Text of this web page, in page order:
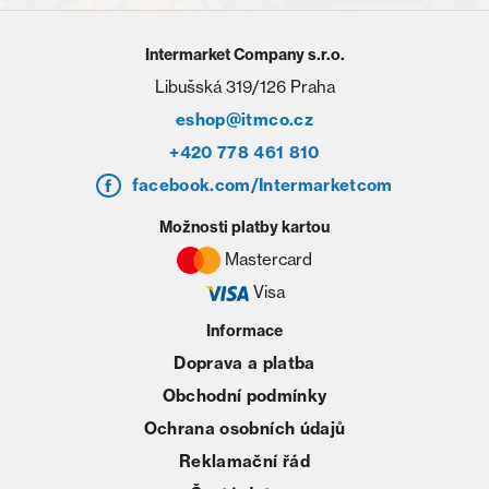
Intermarket Company s.r.o.
Libušská 319/126 Praha
eshop@itmco.cz
+420 778 461 810
facebook.com/Intermarketcom
Informace
Doprava a platba
Obchodní podmínky
Ochrana osobních údajů
Reklamační řád
Možnosti platby kartou
Mastercard
Visa